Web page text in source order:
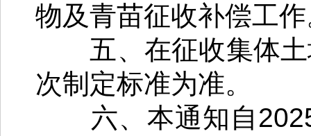
物及青苗征收补偿工
五、在征收集体土
次制定标准为准。
六、本通知自2025